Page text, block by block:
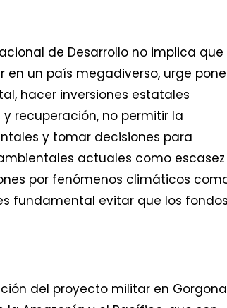
de Desarrollo no implica que
un país megadiverso, urge
hacer inversiones estatales
recuperación, no permitir la
y tomar decisiones para
actuales como escasez
por fenómenos climáticos
fundamental evitar que los
del proyecto militar en